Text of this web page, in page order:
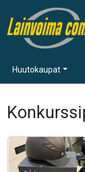
Huutokaupat